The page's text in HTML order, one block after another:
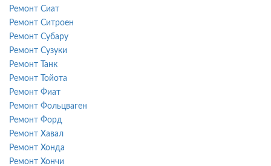
Ремонт Сиат
Ремонт Ситроен
Ремонт Субару
Ремонт Сузуки
Ремонт Танк
Ремонт Тойота
Ремонт Фиат
Ремонт Фольцваген
Ремонт Форд
Ремонт Хавал
Ремонт Хонда
Ремонт Хончи